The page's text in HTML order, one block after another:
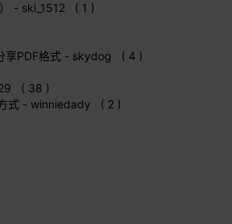
- ski_1512 ( 1 )
享PDF格式 - skydog ( 4 )
( 38 )
式 - winniedady ( 2 )